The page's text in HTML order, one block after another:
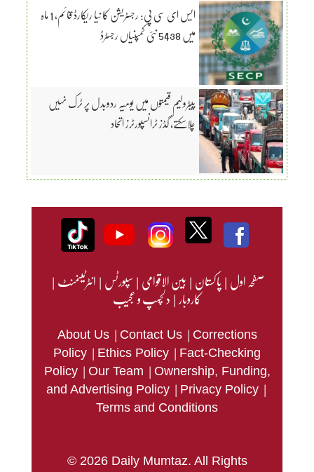
ایس ای سی پی: رجسٹریشن کا نیا ریکارڈ قائم، 1 ماہ
میں 5438 نئی کمپنیاں رجسٹرڈ
پیٹرولیم قیمتوں میں یومیہ ردوبدل پر ٹرک نہیں
چلاسکتے، گڈز ٹرانسپورٹرز اتحاد
صفحہ اول|پاکستان|بین الاقوامی|سپورٹس|انٹرٹینمنٹ|
کاروبار|دلچسپ و عجیب
About Us | Contact Us | Corrections
Policy | Ethics Policy | Fact-Checking
Policy | Our Team | Ownership, Funding,
and Advertising Policy | Privacy Policy |
Terms and Conditions
© 2026 Daily Mumtaz. All Rights